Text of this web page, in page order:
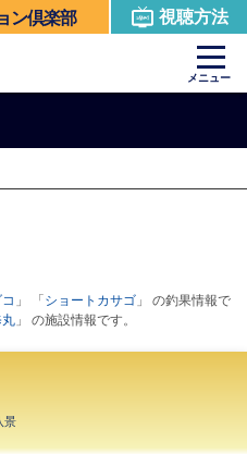
ン倶楽部 視聴方法
メニュー
」 「 ショートカサゴ 」 の釣果情報で
」 の施設情報です。
景